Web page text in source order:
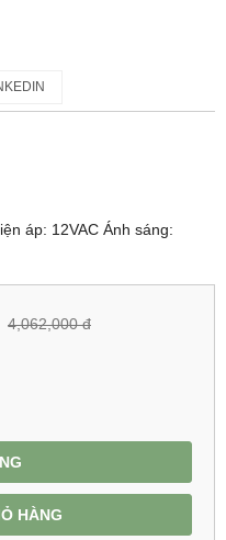
áp: 12VAC Ánh sáng:
4,062,000 đ
HÀNG